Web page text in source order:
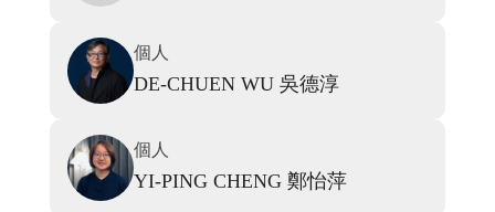
個人
DE-CHUEN WU 吳德淳
個人
YI-PING CHENG 鄭怡萍